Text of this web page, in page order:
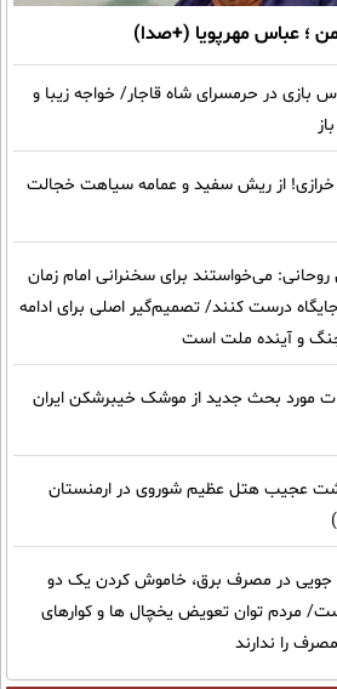
من ؛ عباس مهرپویا (+صدا)
بازی در حرمسرای شاه قاجار/ خواجه زیبا و
خرازی! از ریش سفید و عمامه سیاهت خجالت
می‌خواستند برای سخنرانی امام زمان
درست کنند/ تصمیم‌گیر اصلی برای ادامه
جنگ و آینده ملت است
مورد بحث جدید از موشک خیبرشکن ایران
عجیب هتل عظیم شوروی در ارمنستان
جویی در مصرف برق، خاموش کردن یک دو
مردم توان تعویض یخچال ها و کوارهای
را ندارند